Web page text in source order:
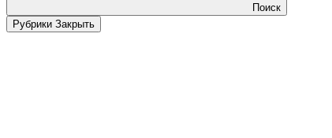
Поиск
Рубрики Закрыть